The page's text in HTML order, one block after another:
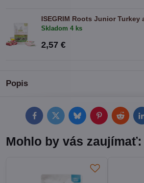
Popis
FacebookTwitterBlueskyPinterestReddit
ISEGRIM Roots Junior Turkey
Skladom 4 ks
2,57 €
Mohlo by vás zaujímať: